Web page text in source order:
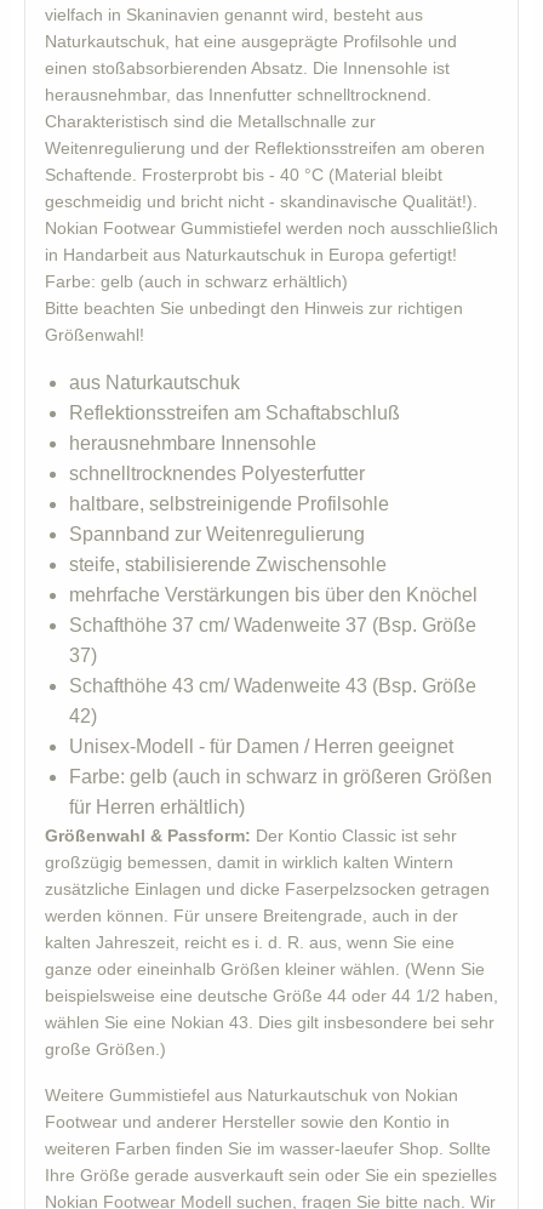
vielfach in Skaninavien genannt wird, besteht aus
Naturkautschuk, hat eine ausgeprägte Profilsohle und
einen stoßabsorbierenden Absatz. Die Innensohle ist
herausnehmbar, das Innenfutter schnelltrocknend.
Charakteristisch sind die Metallschnalle zur
Weitenregulierung und der Reflektionsstreifen am oberen
Schaftende. Frosterprobt bis - 40 °C (Material bleibt
geschmeidig und bricht nicht - skandinavische Qualität!).
Nokian Footwear Gummistiefel werden noch ausschließlich
in Handarbeit aus Naturkautschuk in Europa gefertigt!
Farbe: gelb (auch in schwarz erhältlich)
Bitte beachten Sie unbedingt den Hinweis zur richtigen
Größenwahl!
aus Naturkautschuk
Reflektionsstreifen am Schaftabschluß
herausnehmbare Innensohle
schnelltrocknendes Polyesterfutter
haltbare, selbstreinigende Profilsohle
Spannband zur Weitenregulierung
steife, stabilisierende Zwischensohle
mehrfache Verstärkungen bis über den Knöchel
Schafthöhe 37 cm/ Wadenweite 37 (Bsp. Größe
37)
Schafthöhe 43 cm/ Wadenweite 43 (Bsp. Größe
42)
Unisex-Modell - für Damen / Herren geeignet
Farbe: gelb (auch in schwarz in größeren Größen
für Herren erhältlich)
Größenwahl & Passform: Der Kontio Classic ist sehr
großzügig bemessen, damit in wirklich kalten Wintern
zusätzliche Einlagen und dicke Faserpelzsocken getragen
werden können. Für unsere Breitengrade, auch in der
kalten Jahreszeit, reicht es i. d. R. aus, wenn Sie eine
ganze oder eineinhalb Größen kleiner wählen. (Wenn Sie
beispielsweise eine deutsche Größe 44 oder 44 1/2 haben,
wählen Sie eine Nokian 43. Dies gilt insbesondere bei sehr
große Größen.)
Weitere Gummistiefel aus Naturkautschuk von Nokian
Footwear und anderer Hersteller sowie den Kontio in
weiteren Farben finden Sie im wasser-laeufer Shop. Sollte
Ihre Größe gerade ausverkauft sein oder Sie ein spezielles
Nokian Footwear Modell suchen, fragen Sie bitte nach. Wir